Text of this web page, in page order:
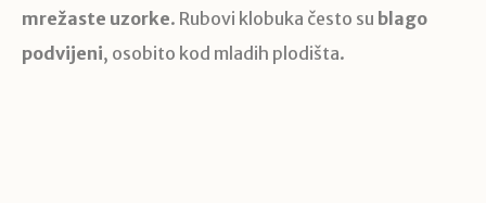
mrežaste uzorke. Rubovi klobuka često su blago
podvijeni, osobito kod mladih plodišta.